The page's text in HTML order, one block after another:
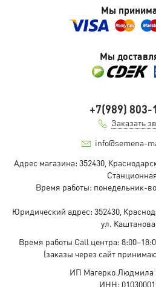
Мы
Мы
+7(989) 803-
Заказать
info@semena-
Адрес магазина: 352430,
Время работы: понедельник-
Юридический адрес: 352430,
ул.
Время работы Call центра:
(заказы через сайт
ИП Магерко Людмила
ИНН: